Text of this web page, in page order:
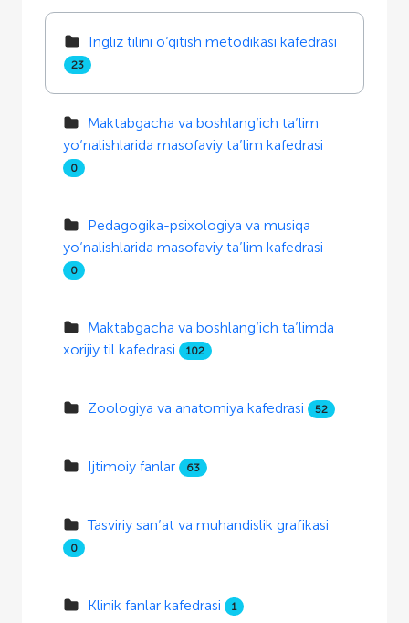
Ingliz tilini o‘qitish metodikasi kafedrasi
23
Maktabgacha va boshlang‘ich ta’lim
yo‘nalishlarida masofaviy ta’lim kafedrasi
0
Pedagogika-psixologiya va musiqa
yo‘nalishlarida masofaviy ta’lim kafedrasi
0
Maktabgacha va boshlang‘ich ta’limda
xorijiy til kafedrasi
102
Zoologiya va anatomiya kafedrasi 52
Ijtimoiy fanlar 63
Tasviriy san’at va muhandislik grafikasi
0
Klinik fanlar kafedrasi 1